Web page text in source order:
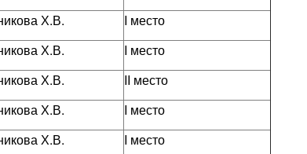
Х.В.
I место
Х.В.
I место
Х.В.
II место
Х.В.
I место
Х.В.
I место